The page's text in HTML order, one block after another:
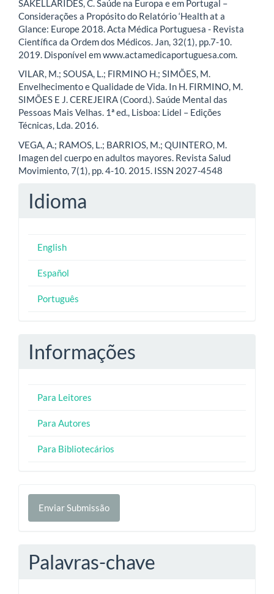
SAKELLARIDES, C. Saúde na Europa e em Portugal –
Considerações a Propósito do Relatório ‘Health at a
Glance: Europe 2018. Acta Médica Portuguesa - Revista
Científica da Ordem dos Médicos. Jan, 32(1), pp.7-10.
2019. Disponível em www.actamedicaportuguesa.com.
VILAR, M.; SOUSA, L.; FIRMINO H.; SIMÕES, M.
Envelhecimento e Qualidade de Vida. In H. FIRMINO, M.
SIMÕES E J. CEREJEIRA (Coord.). Saúde Mental das
Pessoas Mais Velhas. 1ª ed., Lisboa: Lidel – Edições
Técnicas, Lda. 2016.
VEGA, A.; RAMOS, L.; BARRIOS, M.; QUINTERO, M.
Imagen del cuerpo en adultos mayores. Revista Salud
Movimiento, 7(1), pp. 4-10. 2015. ISSN 2027-4548
Idioma
English
Español
Português
Informações
Para Leitores
Para Autores
Para Bibliotecários
Enviar
Submissão
Enviar Submissão
Palavras-chave